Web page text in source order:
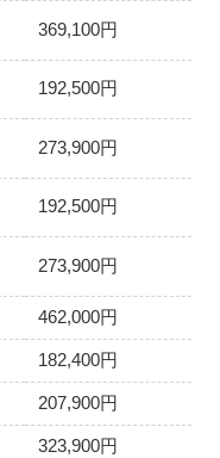
369,100円
192,500円
273,900円
192,500円
273,900円
462,000円
182,400円
207,900円
323,900円